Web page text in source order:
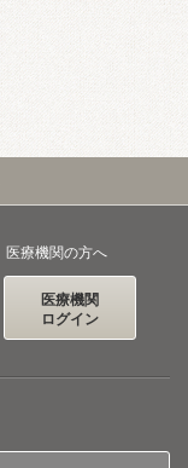
医療機関の方へ
医療機関
ログイン